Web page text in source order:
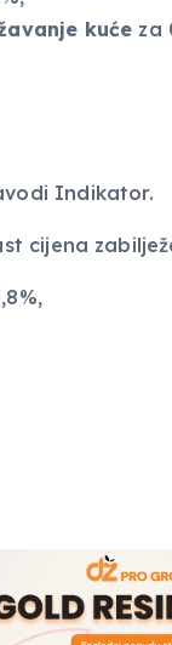
kuće za
Indikator.
cijena